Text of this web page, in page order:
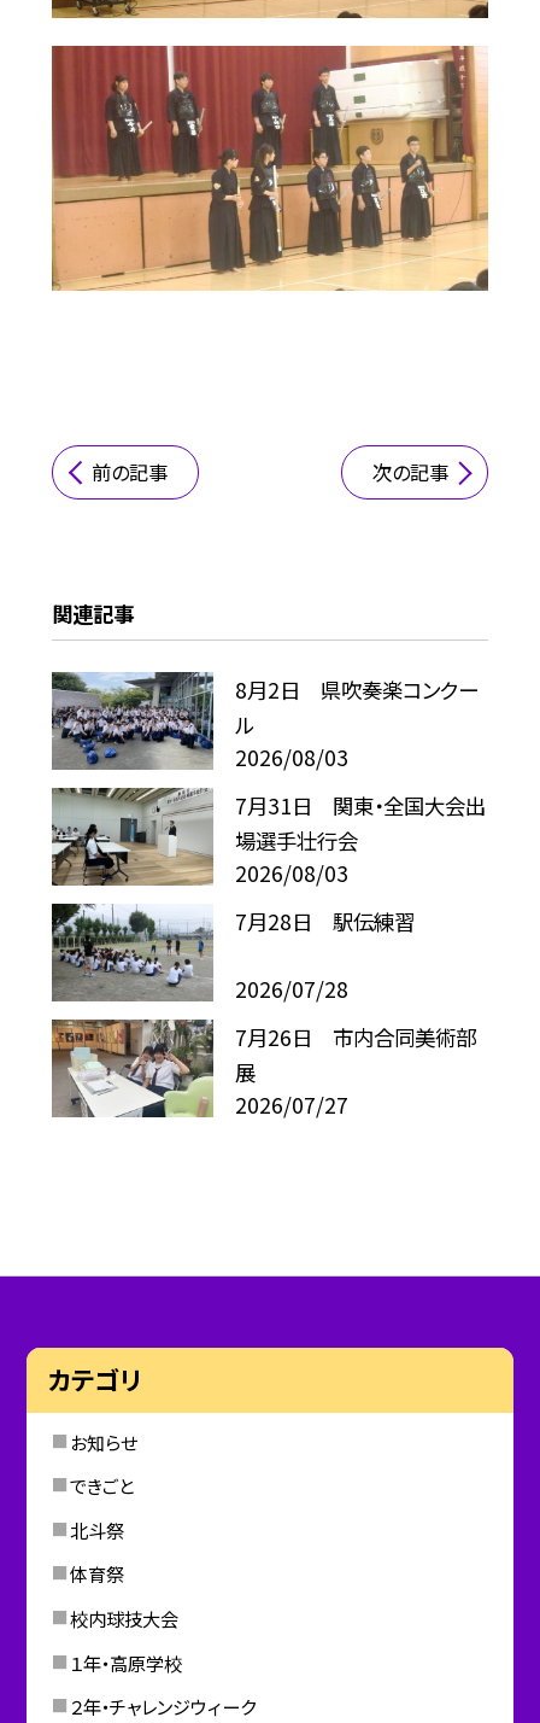
前の記事 次の記事
関連記事
8月2日 県吹奏楽コンクー
ル
2026/08/03
7月31日 関東・全国大会出
場選手壮行会
2026/08/03
7月28日 駅伝練習
2026/07/28
7月26日 市内合同美術部
展
2026/07/27
カテゴリ
お知らせ
できごと
北斗祭
体育祭
校内球技大会
１年・高原学校
２年・チャレンジウィーク